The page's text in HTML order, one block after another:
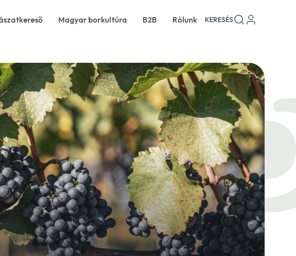
Magyar borkultúra B2B Rólunk KERESÉS